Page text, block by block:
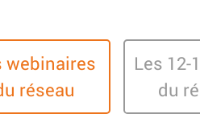
webinaires
réseau
Les 12-
du